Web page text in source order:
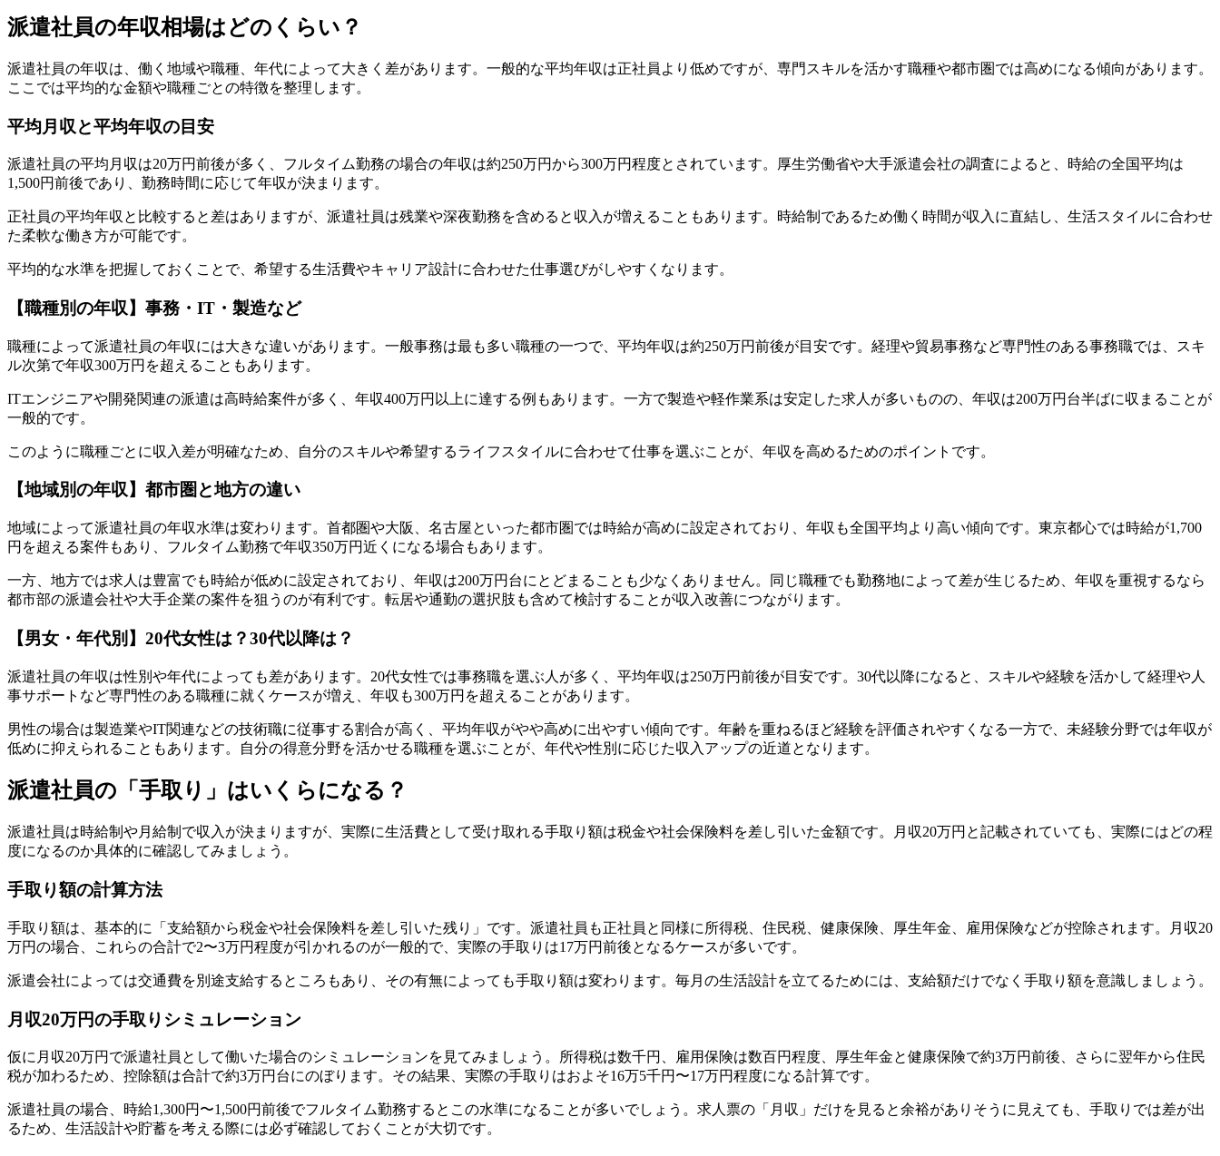
派遣社員の年収相場はどのくらい？
派遣社員の年収は、働く地域や職種、年代によって大きく差があります。一般的な平均年収は正社員より低めですが、専門スキルを活かす職種や都市圏では高めになる傾向があります。
ここでは平均的な金額や職種ごとの特徴を整理します。
平均月収と平均年収の目安
派遣社員の平均月収は20万円前後が多く、フルタイム勤務の場合の年収は約250万円から300万円程度とされています。厚生労働省や大手派遣会社の調査によると、時給の全国平均は
1,500円前後であり、勤務時間に応じて年収が決まります。
正社員の平均年収と比較すると差はありますが、派遣社員は残業や深夜勤務を含めると収入が増えることもあります。時給制であるため働く時間が収入に直結し、生活スタイルに合わせ
た柔軟な働き方が可能です。
平均的な水準を把握しておくことで、希望する生活費やキャリア設計に合わせた仕事選びがしやすくなります。
【職種別の年収】事務・IT・製造など
職種によって派遣社員の年収には大きな違いがあります。一般事務は最も多い職種の一つで、平均年収は約250万円前後が目安です。経理や貿易事務など専門性のある事務職では、スキ
ル次第で年収300万円を超えることもあります。
ITエンジニアや開発関連の派遣は高時給案件が多く、年収400万円以上に達する例もあります。一方で製造や軽作業系は安定した求人が多いものの、年収は200万円台半ばに収まることが
一般的です。
このように職種ごとに収入差が明確なため、自分のスキルや希望するライフスタイルに合わせて仕事を選ぶことが、年収を高めるためのポイントです。
【地域別の年収】都市圏と地方の違い
地域によって派遣社員の年収水準は変わります。首都圏や大阪、名古屋といった都市圏では時給が高めに設定されており、年収も全国平均より高い傾向です。東京都心では時給が1,700
円を超える案件もあり、フルタイム勤務で年収350万円近くになる場合もあります。
一方、地方では求人は豊富でも時給が低めに設定されており、年収は200万円台にとどまることも少なくありません。同じ職種でも勤務地によって差が生じるため、年収を重視するなら
都市部の派遣会社や大手企業の案件を狙うのが有利です。転居や通勤の選択肢も含めて検討することが収入改善につながります。
【男女・年代別】20代女性は？30代以降は？
派遣社員の年収は性別や年代によっても差があります。20代女性では事務職を選ぶ人が多く、平均年収は250万円前後が目安です。30代以降になると、スキルや経験を活かして経理や人
事サポートなど専門性のある職種に就くケースが増え、年収も300万円を超えることがあります。
男性の場合は製造業やIT関連などの技術職に従事する割合が高く、平均年収がやや高めに出やすい傾向です。年齢を重ねるほど経験を評価されやすくなる一方で、未経験分野では年収が
低めに抑えられることもあります。自分の得意分野を活かせる職種を選ぶことが、年代や性別に応じた収入アップの近道となります。
派遣社員の「手取り」はいくらになる？
派遣社員は時給制や月給制で収入が決まりますが、実際に生活費として受け取れる手取り額は税金や社会保険料を差し引いた金額です。月収20万円と記載されていても、実際にはどの程
度になるのか具体的に確認してみましょう。
手取り額の計算方法
手取り額は、基本的に「支給額から税金や社会保険料を差し引いた残り」です。派遣社員も正社員と同様に所得税、住民税、健康保険、厚生年金、雇用保険などが控除されます。月収20
万円の場合、これらの合計で2〜3万円程度が引かれるのが一般的で、実際の手取りは17万円前後となるケースが多いです。
派遣会社によっては交通費を別途支給するところもあり、その有無によっても手取り額は変わります。毎月の生活設計を立てるためには、支給額だけでなく手取り額を意識しましょう。
月収20万円の手取りシミュレーション
仮に月収20万円で派遣社員として働いた場合のシミュレーションを見てみましょう。所得税は数千円、雇用保険は数百円程度、厚生年金と健康保険で約3万円前後、さらに翌年から住民
税が加わるため、控除額は合計で約3万円台にのぼります。その結果、実際の手取りはおよそ16万5千円〜17万円程度になる計算です。
派遣社員の場合、時給1,300円〜1,500円前後でフルタイム勤務するとこの水準になることが多いでしょう。求人票の「月収」だけを見ると余裕がありそうに見えても、手取りでは差が出
るため、生活設計や貯蓄を考える際には必ず確認しておくことが大切です。